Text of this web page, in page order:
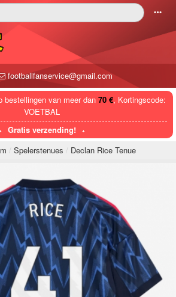
󰄒
footballfanservice@gmail.com
bestellingen van meer dan 70 €, Kortingscode:
VOETBAL
Gratis verzending!
Spelerstenues Declan Rice Tenue